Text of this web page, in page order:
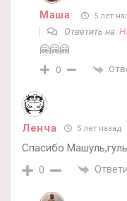
Маша 5 лет
Ответить на
🤗🤗🤗
0
Ленча 5 лет назад
Спасибо
0